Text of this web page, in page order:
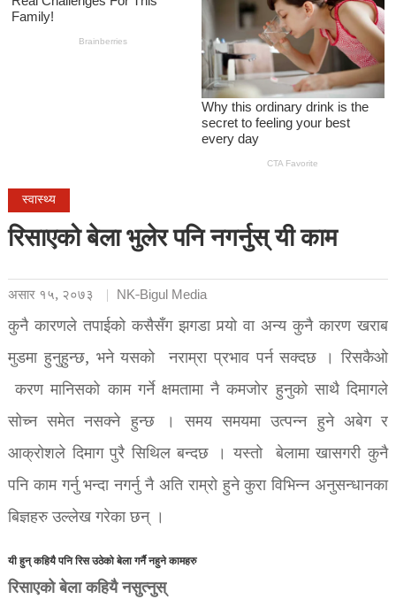
स्वास्थ्य
रिसाएको बेला भुलेर पनि नगर्नुस् यी काम
असार १५, २०७३ NK-Bigul Media
कुनै कारणले तपाईको कसैसँग झगडा पर्‍यो वा अन्य कुनै कारण खराब
मुडमा हुनुहुन्छ, भने यसको नराम्रा प्रभाव पर्न सक्दछ । रिसकैओ
करण मानिसको काम गर्ने क्षमतामा नै कमजोर हुनुको साथै दिमागले
सोच्न समेत नसक्ने हुन्छ । समय समयमा उत्पन्न हुने अबेग र
आक्रोशले दिमाग पुरै सिथिल बन्दछ । यस्तो बेलामा खासगरी कुनै
पनि काम गर्नु भन्दा नगर्नु नै अति राम्रो हुने कुरा विभिन्न अनुसन्धानका
बिज्ञहरु उल्लेख गरेका छन् ।
यी हुन् कहियै पनि रिस उठेको बेला गर्नै नहुने कामहरु
रिसाएको बेला कहियै नसुत्नुस्